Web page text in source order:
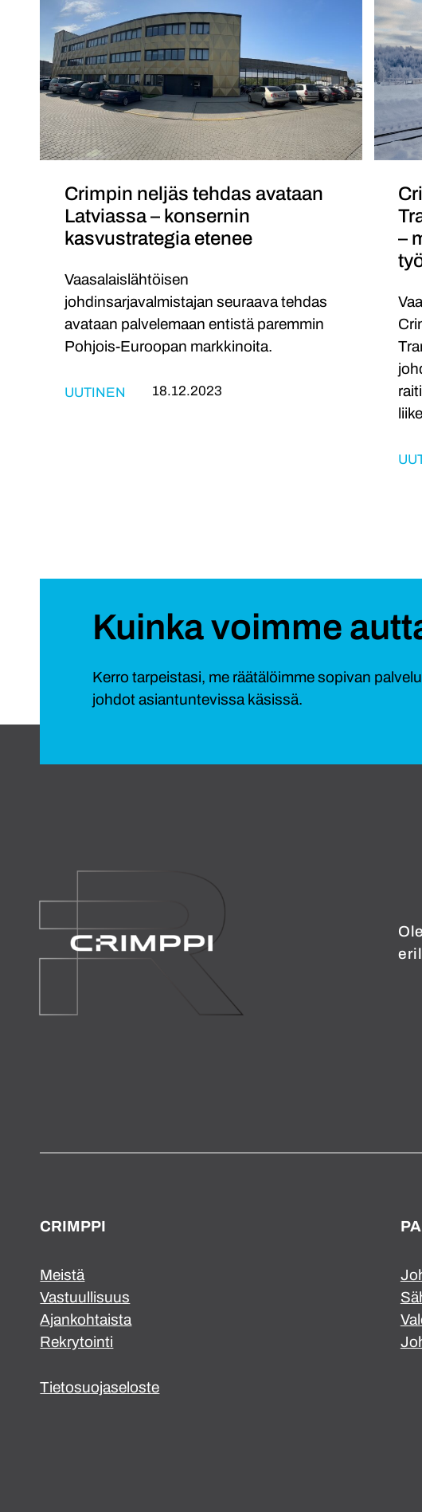
neljäs
tehdas
avataan
Latviassa
konsernin
kasvustrategia
Crimpin neljäs tehdas avataan
Latviassa – konsernin
kasvustrategia etenee
Vaasalaislähtöisen
johdinsarjavalmistajan seuraava tehdas
avataan palvelemaan entistä paremmin
Pohjois-Euroopan markkinoita.
UUTINEN 18.12.2023
Skoda
–
–
Kuinka voimme
Kerro tarpeistasi, me räätälöimme sopivan
johdot asiantuntevissa käsissä.
CRIMPPI
Meistä
Vastuullisuus
Ajankohtaista
Rekrytointi
Tietosuojaseloste